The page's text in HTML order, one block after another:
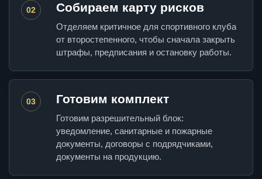
02 Собираем карту рисков
Отделяем критичное для спортивного клуба
от второстепенного, чтобы сначала закрыть
штрафы, предписания и остановку работы.
03 Готовим комплект
Готовим разрешительный блок:
уведомление, санитарные и пожарные
документы, договоры с подрядчиками,
документы на продукцию.